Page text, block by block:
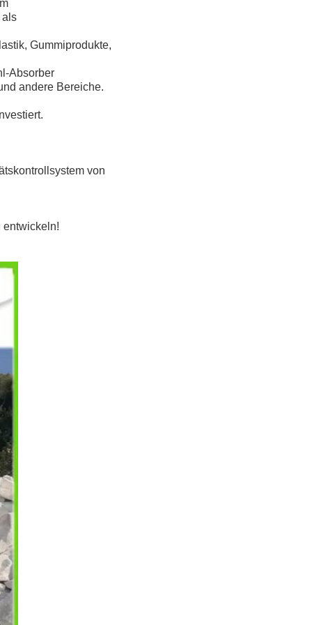
als
Gummiprodukte,
Absorber
andere Bereiche.
von
entwickeln!